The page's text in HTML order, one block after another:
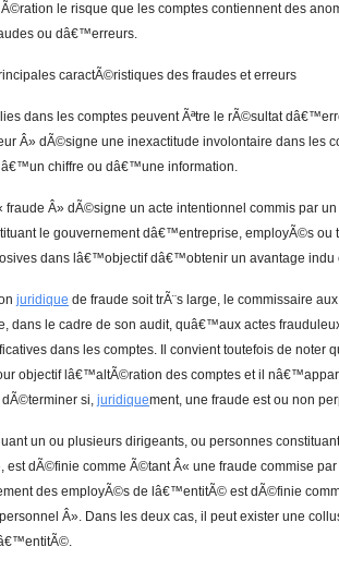
le risque que les comptes contiennent des
ou dâ€™erreurs.
caractÃ©ristiques des fraudes et erreurs
dans les comptes peuvent Ãªtre le rÃ©sultat
Â» dÃ©signe une inexactitude involontaire dans les
chiffre ou dâ€™une information.
fraude Â» dÃ©signe un acte intentionnel commis par
le gouvernement dâ€™entreprise, employÃ©s ou
dans lâ€™objectif dâ€™obtenir un avantage
juridique de fraude soit trÃ¨s large, le commissaire
dans le cadre de son audit, quâ€™aux actes
dans les comptes. Il convient toutefois de noter
objectif lâ€™altÃ©ration des comptes et il
si, juridiquement, une fraude est ou non
un ou plusieurs dirigeants, ou personnes
dÃ©finie comme Ã©tant Â« une fraude commise
des employÃ©s de lâ€™entitÃ© est dÃ©finie
Â». Dans les deux cas, il peut exister une